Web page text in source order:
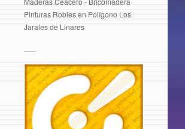
Pinturas Robles en Polígono Los
Jarales de Linares